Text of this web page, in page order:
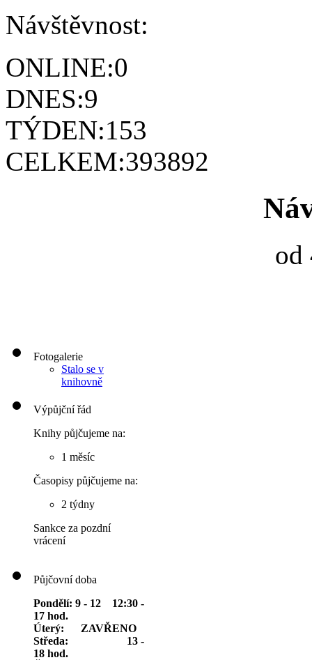
Návštěvnost:
ONLINE:0
DNES:9
TÝDEN:153
CELKEM:393892
od
Fotogalerie
Stalo se v
knihovně
Výpůjční řád
Knihy půjčujeme na:
1 měsíc
Časopisy půjčujeme na:
2 týdny
Sankce za pozdní
vrácení
Půjčovní doba
Pondělí: 9 - 12 12:30 -
17 hod.
Úterý: ZAVŘENO
Středa: 13 -
18 hod.